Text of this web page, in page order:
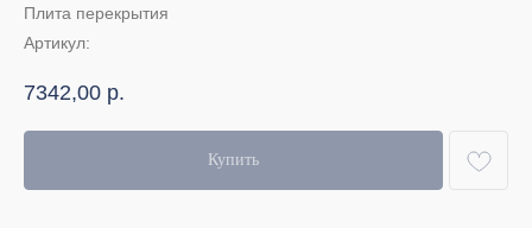
Плита перекрытия
Артикул:
7342,00 р.
Купить